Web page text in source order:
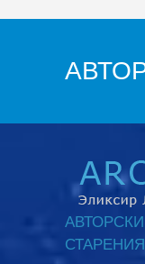
СТАРЕНИЯ